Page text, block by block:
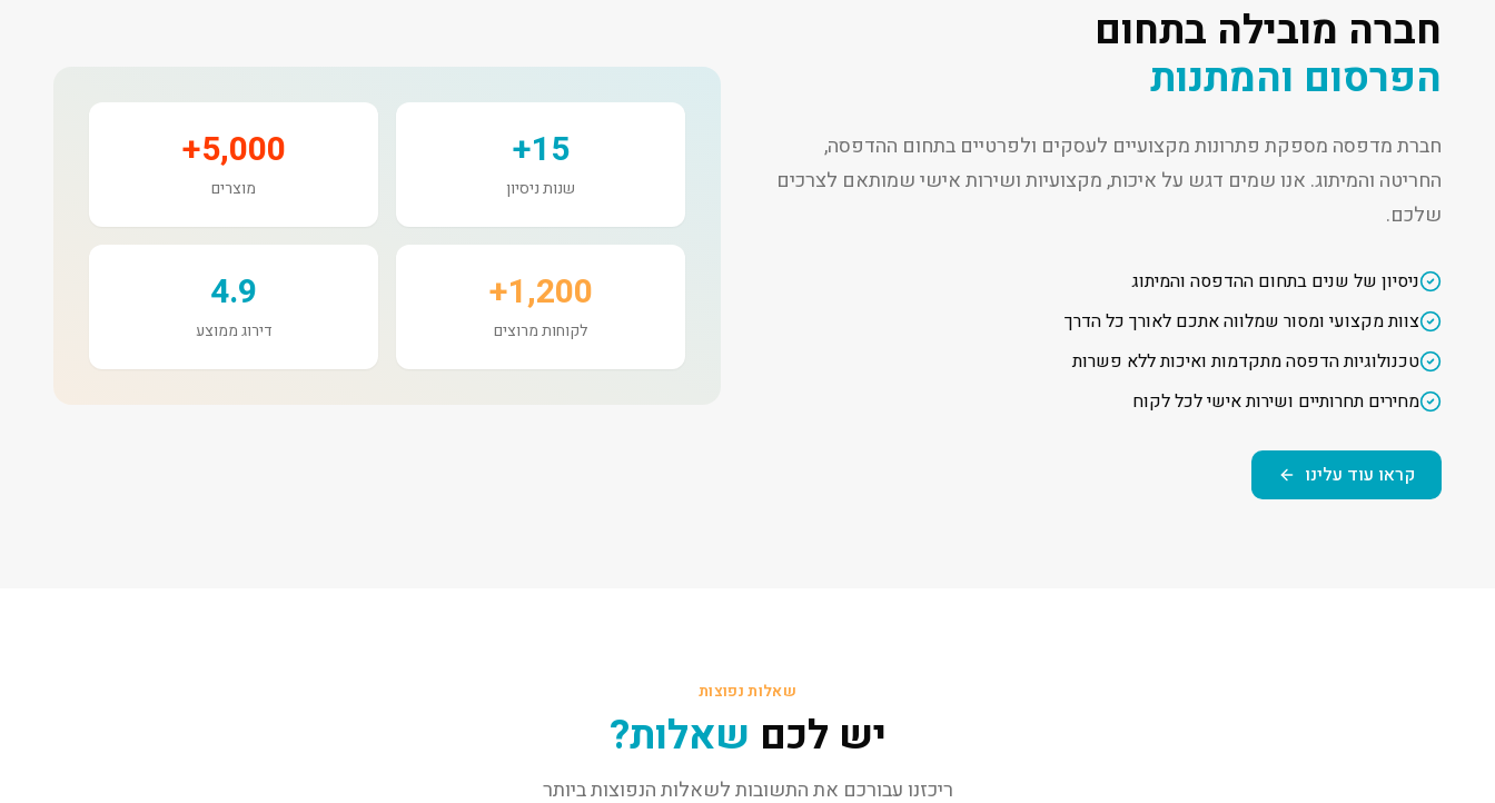
חברה מובילה בתחום
הפרסום והמתנות
חברת מדפסה מספקת פתרונות מקצועיים לעסקים ולפרטיים בתחום ההדפסה,
החריטה והמיתוג. אנו שמים דגש על איכות, מקצועיות ושירות אישי שמותאם לצרכים
שלכם.
ניסיון של שנים בתחום ההדפסה והמיתוג
צוות מקצועי ומסור שמלווה אתכם לאורך כל הדרך
טכנולוגיות הדפסה מתקדמות ואיכות ללא פשרות
מחירים תחרותיים ושירות אישי לכל לקוח
קראו עוד עלינו
15+
שנות ניסיון
5,000+
מוצרים
1,200+
לקוחות מרוצים
4.9
דירוג ממוצע
שאלות נפוצות
יש לכם שאלות?
ריכזנו עבורכם את התשובות לשאלות הנפוצות ביותר